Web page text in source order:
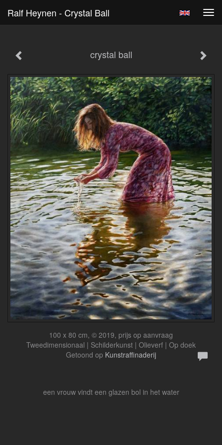
Ralf Heynen - Crystal Ball
crystal ball
100 x 80 cm, © 2019, prijs op aanvraag
Tweedimensionaal | Schilderkunst | Olieverf | Op doek
Getoond op Kunstraffinaderij
een vrouw vindt een glazen bol in het water